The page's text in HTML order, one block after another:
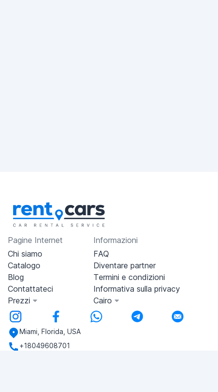
Pagine Internet
Chi siamo
Catalogo
Blog
Contattateci
Prezzi
Informazioni
FAQ
Diventare partner
Termini e condizioni
Informativa sulla privacy
Cairo
Miami, Florida, USA
+18049608701